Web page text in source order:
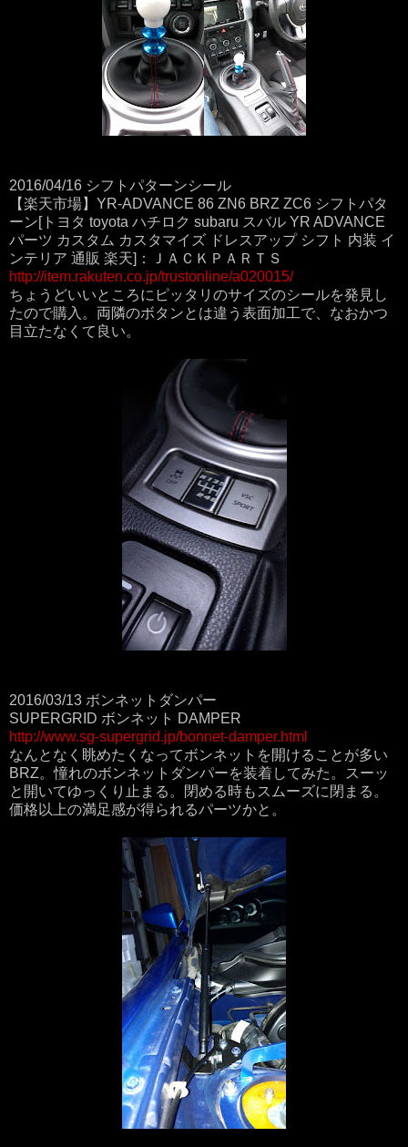
2016/04/16 シフトパターンシール
【楽天市場】YR-ADVANCE 86 ZN6 BRZ ZC6 シフトパタ
ーン[トヨタ toyota ハチロク subaru スバル YR ADVANCE
パーツ カスタム カスタマイズ ドレスアップ シフト 内装 イ
ンテリア 通販 楽天]：ＪＡＣＫＰＡＲＴＳ
http://item.rakuten.co.jp/trustonline/a020015/
ちょうどいいところにピッタリのサイズのシールを発見し
たので購入。両隣のボタンとは違う表面加工で、なおかつ
目立たなくて良い。
2016/03/13 ボンネットダンパー
SUPERGRID ボンネット DAMPER
http://www.sg-supergrid.jp/bonnet-damper.html
なんとなく眺めたくなってボンネットを開けることが多い
BRZ。憧れのボンネットダンパーを装着してみた。スーッ
と開いてゆっくり止まる。閉める時もスムーズに閉まる。
価格以上の満足感が得られるパーツかと。